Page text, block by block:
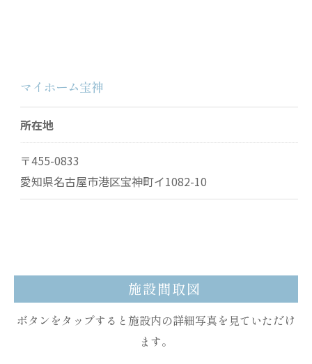
マイホーム宝神
所在地
〒455-0833
愛知県名古屋市港区宝神町イ1082-10
施設間取図
ボタンをタップすると施設内の詳細写真を見ていただけ
ます。